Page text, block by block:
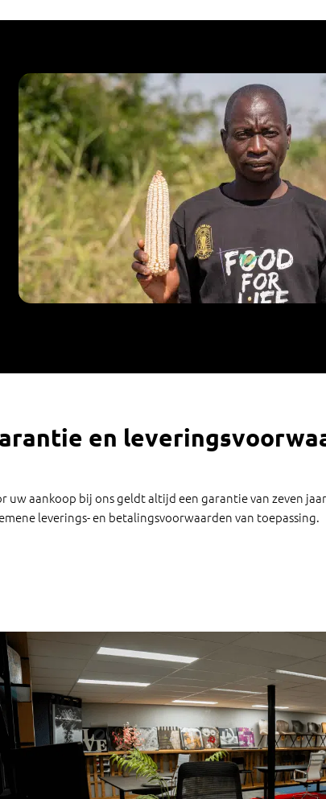
en
uw aankoop bij ons geldt altijd een garantie van zeven
leverings- en betalingsvoorwaarden van toepassing.